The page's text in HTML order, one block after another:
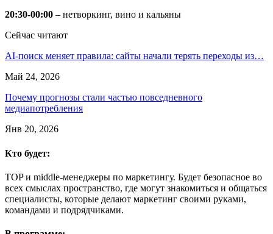
20:30-00:00 – нетворкинг, вино и кальяны
Сейчас читают
AI-поиск меняет правила: сайты начали терять переходы из…
Май 24, 2026
Почему прогнозы стали частью повседневного
медиапотребления
Янв 20, 2026
Кто будет:
TOP и middle-менеджеры по маркетингу. Будет безопасное во
всех смыслах пространство, где могут знакомиться и общаться
специалисты, которые делают маркетинг своими руками,
командами и подрядчиками.